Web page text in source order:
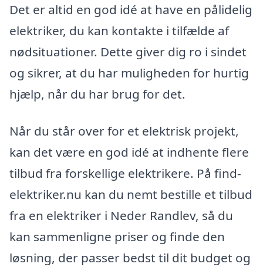
Det er altid en god idé at have en pålidelig
elektriker, du kan kontakte i tilfælde af
nødsituationer. Dette giver dig ro i sindet
og sikrer, at du har muligheden for hurtig
hjælp, når du har brug for det.
Når du står over for et elektrisk projekt,
kan det være en god idé at indhente flere
tilbud fra forskellige elektrikere. På find-
elektriker.nu kan du nemt bestille et tilbud
fra en elektriker i Neder Randlev, så du
kan sammenligne priser og finde den
løsning, der passer bedst til dit budget og